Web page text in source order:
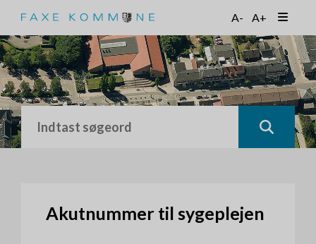
t
i
l
h
o
v
e
d
A- A+
Akutnummer til sygeplejen